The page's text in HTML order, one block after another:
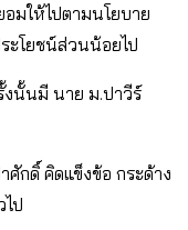
อมให้ไปตามนโยบาย
ะโยชน์ส่วนน้อยไป
งนั้นมี นาย ม.ปาวีร์
ศักดิ์ คิดแข็งข้อ กระด้าง
ป